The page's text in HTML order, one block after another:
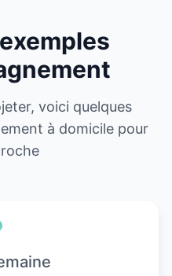
voici quelques
à domicile pour